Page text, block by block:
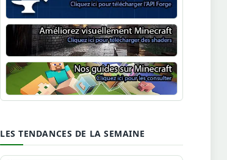
Minecraft Forge
Shaders Minecraft
Guide Minecraft
LES TENDANCES DE LA SEMAINE